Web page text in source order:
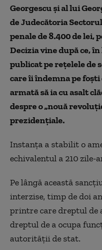
Georgescu și al lui
de Judecătoria
penale de 8.400 de
Decizia vine după ce,
publicat pe rețelele de
care îi îndemna pe
armată să ia cu asalt
despre o „nouă
prezidențiale.
Instanța a stabilit o
echivalentul a 210 zile-
Pe lângă această
interzise, timp de doi
printre care dreptul de
dreptul de a ocupa
autorității de stat.